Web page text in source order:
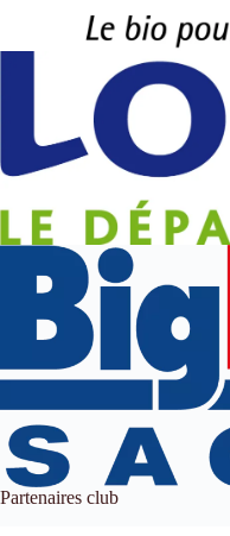
Partenaires club